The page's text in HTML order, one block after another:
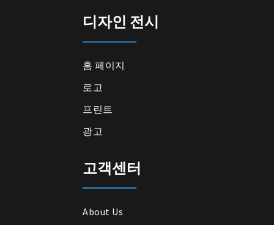
디자인 전시
홈 페이지
로고
프린트
광고
고객센터
About Us